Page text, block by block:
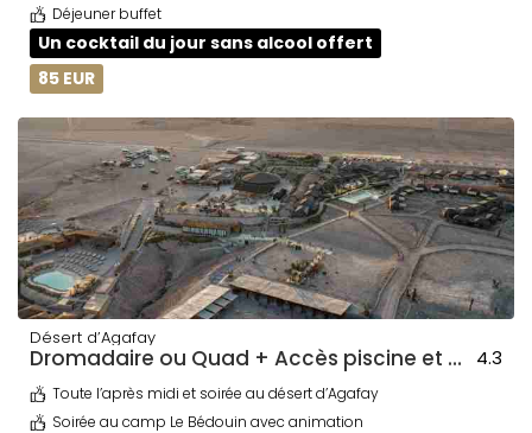
Déjeuner buffet
Un cocktail du jour sans alcool offert
85 EUR
Désert d’Agafay
Dromadaire ou Quad + Accès piscine et dîner au Bédouin + Transport 4.3
Toute l’après midi et soirée au désert d’Agafay
Soirée au camp Le Bédouin avec animation